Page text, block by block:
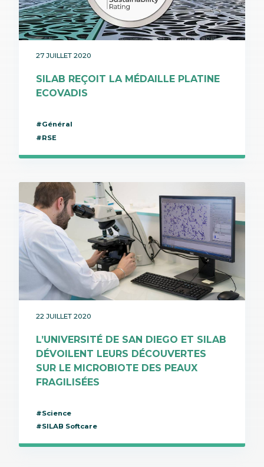
27 JUILLET 2020
SILAB REÇOIT LA MÉDAILLE PLATINE
ECOVADIS
#Général
#RSE
22 JUILLET 2020
L’UNIVERSITÉ DE SAN DIEGO ET SILAB
DÉVOILENT LEURS DÉCOUVERTES
SUR LE MICROBIOTE DES PEAUX
FRAGILISÉES
#Science
#SILAB Softcare